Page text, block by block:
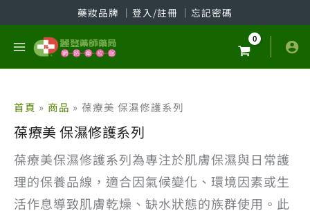
至
藥妝品牌 │ 登入/註冊 │ 忘記密碼
首頁 商品 葆療美 保濕修護系列
葆療美 保濕修護系列
葆療美保濕修護系列為專注於肌膚保濕與日常護
理的保養品線，適合因氣候變化、環境因素或生
活作息導致肌膚乾燥、缺水狀態的族群使用。此